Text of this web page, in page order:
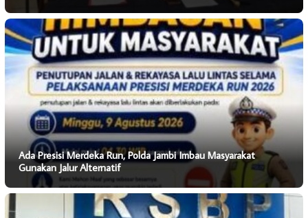
Ada Presisi Merdeka Run, Polda Jambi Imbau Masyarakat
Gunakan Jalur Alternatif